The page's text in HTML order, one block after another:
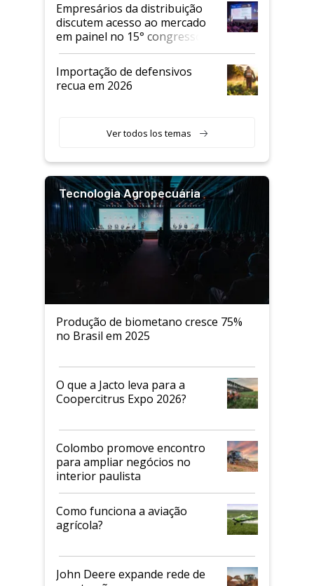
Empresários da distribuição
discutem acesso ao mercado
em painel no 15° congresso
Andav
Importação de defensivos
recua em 2026
Ver todos los temas
Tecnologia Agropecuária
Produção de biometano cresce 75%
no Brasil em 2025
O que a Jacto leva para a
Coopercitrus Expo 2026?
Colombo promove encontro
para ampliar negócios no
interior paulista
Como funciona a aviação
agrícola?
John Deere expande rede de